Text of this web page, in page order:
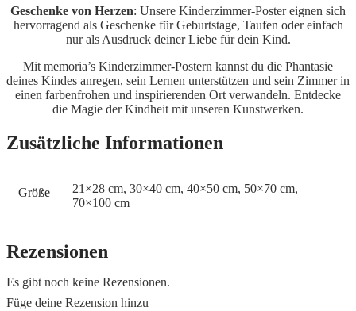
Geschenke von Herzen: Unsere Kinderzimmer-Poster eignen sich
hervorragend als Geschenke für Geburtstage, Taufen oder einfach
nur als Ausdruck deiner Liebe für dein Kind.
Mit memoria’s Kinderzimmer-Postern kannst du die Phantasie
deines Kindes anregen, sein Lernen unterstützen und sein Zimmer in
einen farbenfrohen und inspirierenden Ort verwandeln. Entdecke
die Magie der Kindheit mit unseren Kunstwerken.
Zusätzliche Informationen
Größe
21×28 cm, 30×40 cm, 40×50 cm, 50×70 cm,
70×100 cm
Rezensionen
Es gibt noch keine Rezensionen.
Füge deine Rezension hinzu